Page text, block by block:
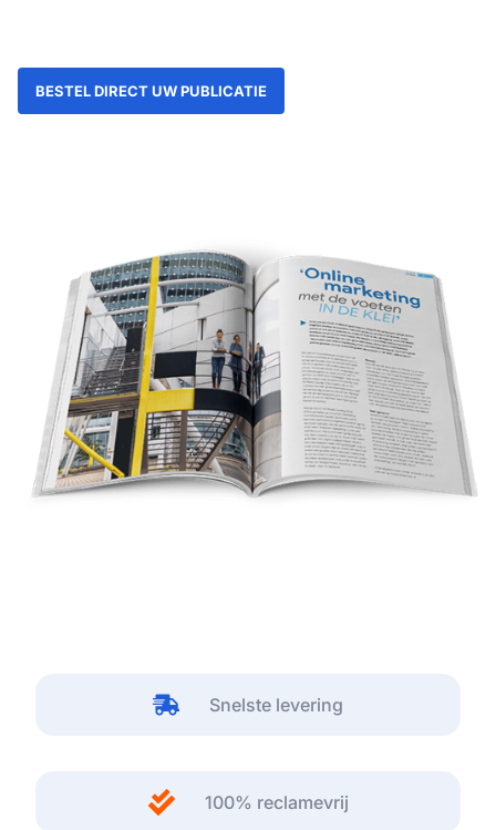
BESTEL DIRECT UW PUBLICATIE
Snelste levering
100% reclamevrij